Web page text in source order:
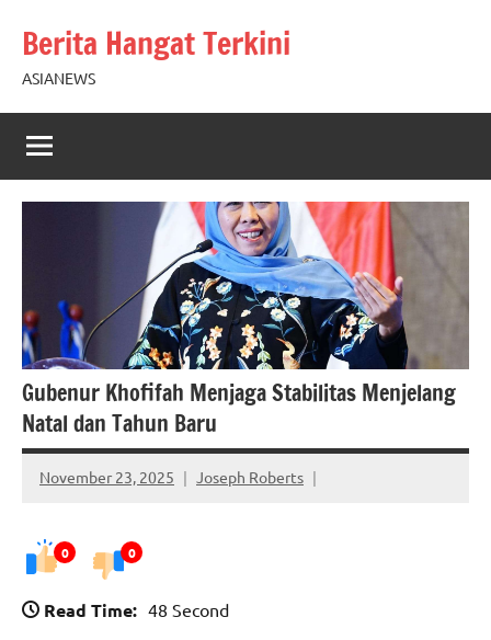
content
Berita Hangat Terkini
ASIANEWS
Gubenur Khofifah Menjaga Stabilitas Menjelang
Natal dan Tahun Baru
November 23, 2025 Joseph Roberts
0 0
Read Time: 48 Second